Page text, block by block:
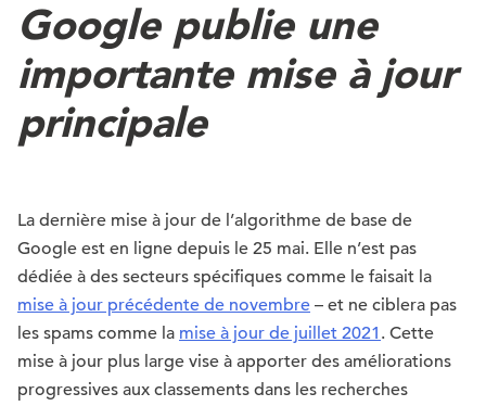
Google publie une
importante mise à jour
principale
La dernière mise à jour de l’algorithme de base de
Google est en ligne depuis le 25 mai. Elle n’est pas
dédiée à des secteurs spécifiques comme le faisait la
mise à jour précédente de novembre – et ne ciblera pas
les spams comme la mise à jour de juillet 2021 . Cette
mise à jour plus large vise à apporter des améliorations
progressives aux classements dans les recherches